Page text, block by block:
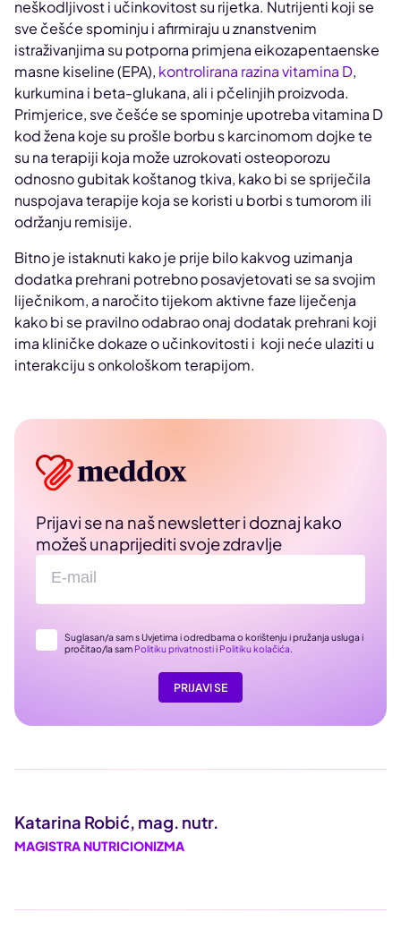
neškodljivost i učinkovitost su rijetka. Nutrijenti koji se
sve češće spominju i afirmiraju u znanstvenim
istraživanjima su potporna primjena eikozapentaenske
masne kiseline (EPA), kontrolirana razina vitamina D,
kurkumina i beta-glukana, ali i pčelinjih proizvoda.
Primjerice, sve češće se spominje upotreba vitamina D
kod žena koje su prošle borbu s karcinomom dojke te
su na terapiji koja može uzrokovati osteoporozu
odnosno gubitak koštanog tkiva, kako bi se spriječila
nuspojava terapije koja se koristi u borbi s tumorom ili
održanju remisije.
Bitno je istaknuti kako je prije bilo kakvog uzimanja
dodatka prehrani potrebno posavjetovati se sa svojim
liječnikom, a naročito tijekom aktivne faze liječenja
kako bi se pravilno odabrao onaj dodatak prehrani koji
ima kliničke dokaze o učinkovitosti i koji neće ulaziti u
interakciju s onkološkom terapijom.
Prijavi se na naš newsletter i doznaj kako
možeš unaprijediti svoje zdravlje
Suglasan/a sam s Uvjetima i odredbama o korištenju i pružanja usluga i
pročitao/la sam Politiku privatnostii Politiku kolačića.
PRIJAVI SE
Katarina Robić, mag. nutr.
MAGISTRA NUTRICIONIZMA